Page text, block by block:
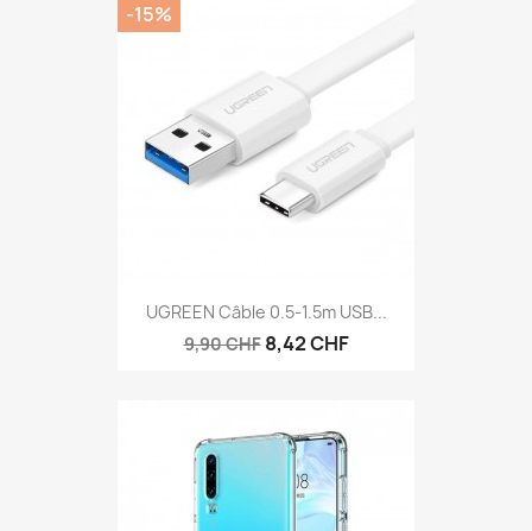
UGREEN Câble 0.5-1.5m USB...
9,90 CHF 8,42 CHF
-15%